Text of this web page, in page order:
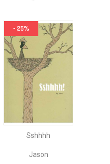
- 25%
Sshhhh
Jason